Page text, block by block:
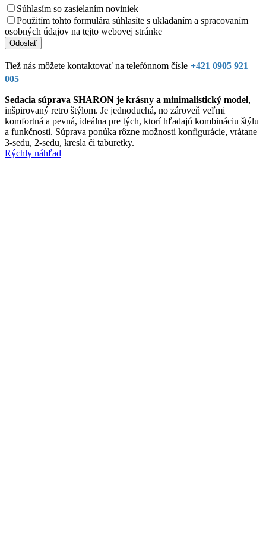
Súhlasím so zasielaním noviniek
Použitím tohto formulára súhlasíte s ukladaním a spracovaním
osobných údajov na tejto webovej stránke
Tiež nás môžete kontaktovať na telefónnom čísle +421 0905 921
005
Sedacia súprava SHARON je krásny a minimalistický model,
inšpirovaný retro štýlom. Je jednoduchá, no zároveň veľmi
komfortná a pevná, ideálna pre tých, ktorí hľadajú kombináciu štýlu
a funkčnosti. Súprava ponúka rôzne možnosti konfigurácie, vrátane
3-sedu, 2-sedu, kresla či taburetky.
Rýchly náhľad